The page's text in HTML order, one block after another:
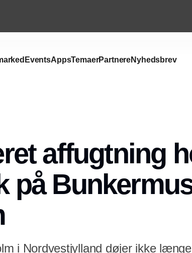
EventsAppsTemaerPartnereNyhedsbrev
affugtning
på
i Nordvestjylland døjer ikke